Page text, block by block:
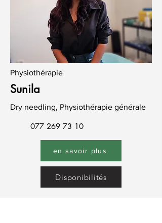
Physiothérapie
Sunila
Dry needling, Physiothérapie générale
077 269 73 10
en savoir plus
Disponibilités